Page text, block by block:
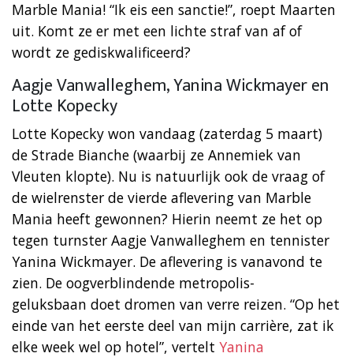
Marble Mania! “Ik eis een sanctie!”, roept Maarten
uit. Komt ze er met een lichte straf van af of
wordt ze gediskwalificeerd?
Aagje Vanwalleghem, Yanina Wickmayer en
Lotte Kopecky
Lotte Kopecky won vandaag (zaterdag 5 maart)
de Strade Bianche (waarbij ze Annemiek van
Vleuten klopte). Nu is natuurlijk ook de vraag of
de wielrenster de vierde aflevering van Marble
Mania heeft gewonnen? Hierin neemt ze het op
tegen turnster Aagje Vanwalleghem en tennister
Yanina Wickmayer. De aflevering is vanavond te
zien. De oogverblindende metropolis-
geluksbaan doet dromen van verre reizen. “Op het
einde van het eerste deel van mijn carrière, zat ik
elke week wel op hotel”, vertelt Yanina